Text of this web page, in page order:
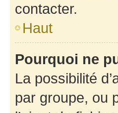
contacter.
Haut
Pourquoi ne
La possibilité
par groupe, ou